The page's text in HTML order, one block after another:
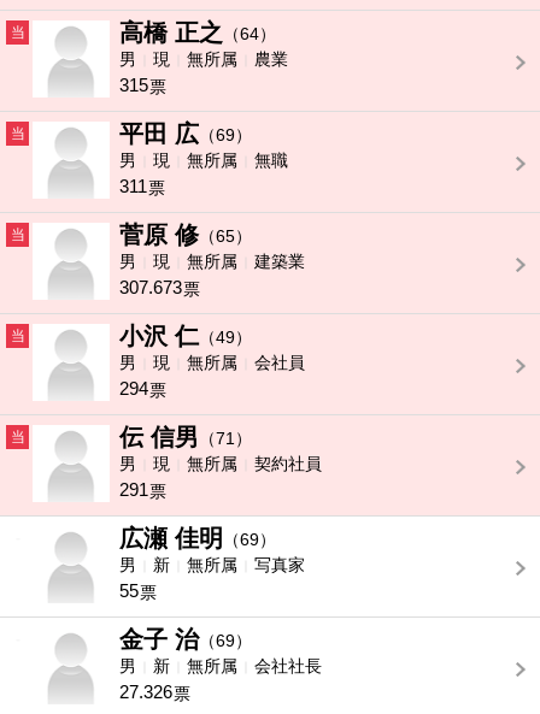
当 高橋 正之
（64）
男
現 無所属 農業
315票
当 平田 広 （69）
男
現 無所属 無職
311票
当 菅原 修（65）
男
現 無所属 建築業
307.673票
当 小沢 仁 （49）
男
現 無所属 会社員
294票
当 伝 信男
（71）
男
現 無所属 契約社員
291票
広瀬 佳明
（69）
男
新 無所属 写真家
55票
金子 治（69）
男
新 無所属 会社社長
27.326票